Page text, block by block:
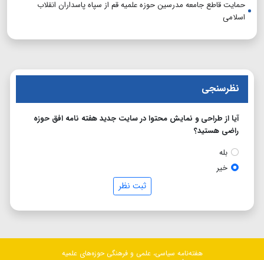
حمایت قاطع جامعه مدرسین حوزه علمیه قم از سپاه پاسداران انقلاب
اسلامی
نظرسنجی
آیا از طراحی و نمایش محتوا در سایت جدید هفته نامه افق حوزه
راضی هستید؟
بله
خیر
ثبت نظر
هفته‌نامه سیاسی، علمی و فرهنگی حوزه‌های علمیه